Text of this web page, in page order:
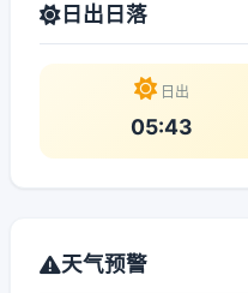
日出日落
日出
05:43
天气预警